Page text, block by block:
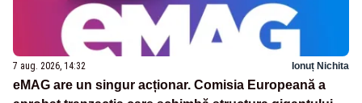
7 aug. 2026, 14:32 Ionuț Nichita
eMAG are un singur acționar. Comisia Europeană a